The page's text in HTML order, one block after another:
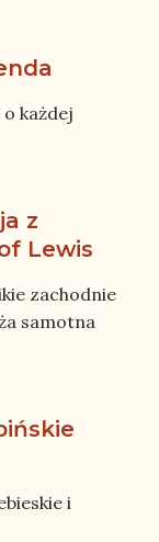
każdej
z
Lewis
zachodnie
samotna
i